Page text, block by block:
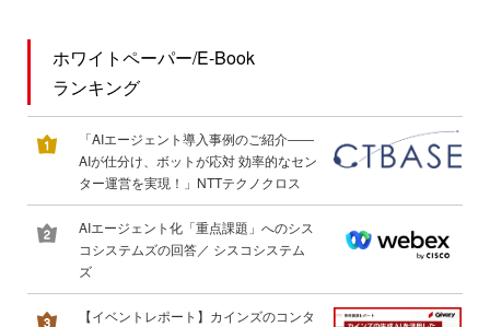
ホワイトペーパー/E-Book
ランキング
「AIエージェント導入事例のご紹介――
AIが仕分け、ボットが応対 効率的なセン
ター運営を実現！」NTTテクノクロス
AIエージェント化「重点課題」へのシス
コシステムズの回答／ シスコシステム
ズ
【イベントレポート】カインズのコンタ